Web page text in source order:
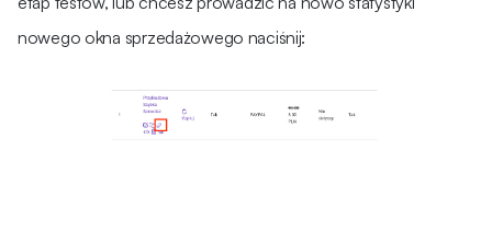
nowego okna sprzedażowego naciśnij: